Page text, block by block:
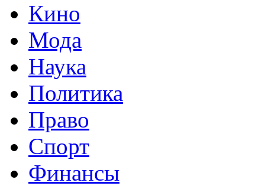
Кино
Мода
Наука
Политика
Право
Спорт
Финансы